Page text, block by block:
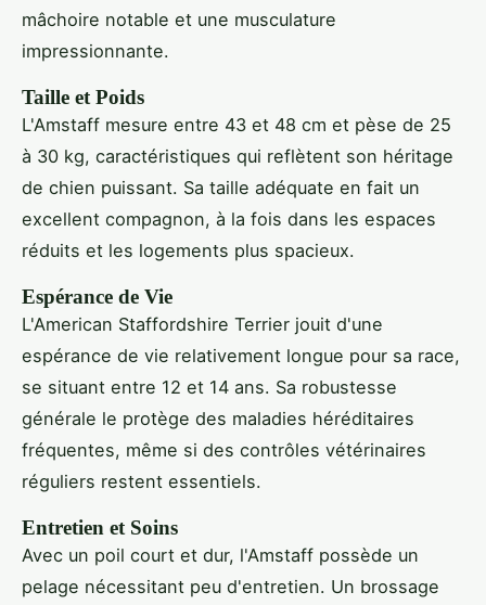
mâchoire notable et une musculature
impressionnante.
Taille et Poids
L'Amstaff mesure entre 43 et 48 cm et pèse de 25
à 30 kg, caractéristiques qui reflètent son héritage
de chien puissant. Sa taille adéquate en fait un
excellent compagnon, à la fois dans les espaces
réduits et les logements plus spacieux.
Espérance de Vie
L'American Staffordshire Terrier jouit d'une
espérance de vie relativement longue pour sa race,
se situant entre 12 et 14 ans. Sa robustesse
générale le protège des maladies héréditaires
fréquentes, même si des contrôles vétérinaires
réguliers restent essentiels.
Entretien et Soins
Avec un poil court et dur, l'Amstaff possède un
pelage nécessitant peu d'entretien. Un brossage